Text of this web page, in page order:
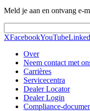
Meld je aan en ontvang e-
XFacebookYouTube
Over
Neem contact met
Carrières
Servicecentra
Dealer Locator
Dealer Login
Compliance-